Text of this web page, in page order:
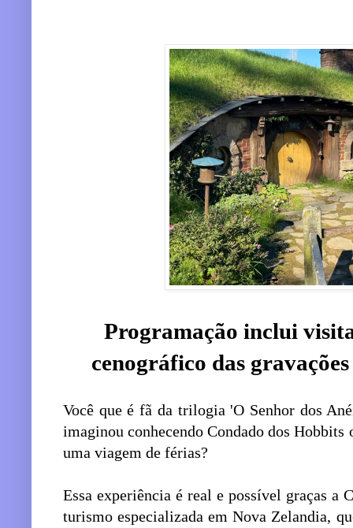
Programação inclui
cenográfico das
Você que é fã da trilogia 'O Senhor dos
imaginou conhecendo Condado dos Hobbits
uma viagem de férias?
Essa experiência é real e possível graças a
turismo especializada em Nova Zelandia,